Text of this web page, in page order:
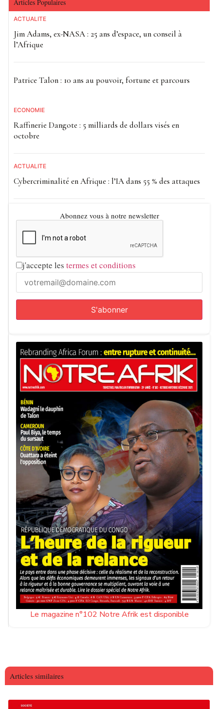
Articles Populaires
ACTUALITE
Jim Adams, ex-NASA : 25 ans d’espace, un conseil à
l’Afrique
Patrice Talon : 10 ans au pouvoir, fortune et parcours
ECONOMIE
Raffinerie Dangote : 5 milliards de dollars visés en
octobre
ACTUALITE
Cybercriminalité en Afrique : l’IA dans 55 % des attaques
Abonnez vous à notre newsletter
j'accepte les termes et conditions
Le magazine n°102 Notre Afrik est disponible
Articles similaires